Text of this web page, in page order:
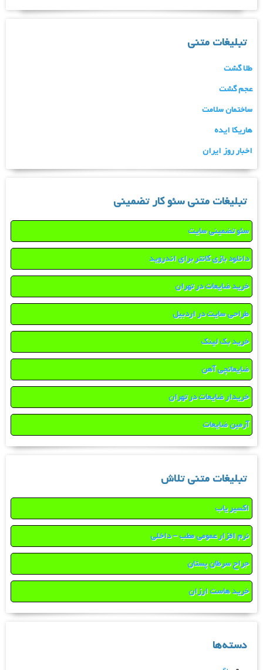
تبلیغات متنی
طلا گشت
عجم گشت
ساختمان سلامت
هاریکا ایده
اخبار روز ایران
تبلیغات متنی سئو کار تضمینی
سئو تضمینی سایت
دانلود بازی کانتر برای اندروید
خرید ضایعات در تهران
طراحی سایت در اردبیل
خرید بک لینک
ضایعاتچی آهن
خریدار ضایعات در تهران
آرمین ضایعات
تبلیغات متنی تلاش
اکسیر یاب
نرم افزار عمومی مطب – داخلی
جراح سرطان پستان
خرید هاست ارزان
دسته‌ها